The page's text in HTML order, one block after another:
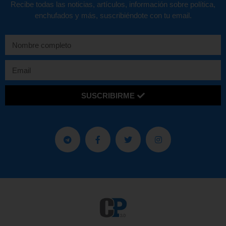
Recibe todas las noticias, artículos, información sobre política,
enchufados y más, suscribiéndote con tu email.
SUSCRIBIRME